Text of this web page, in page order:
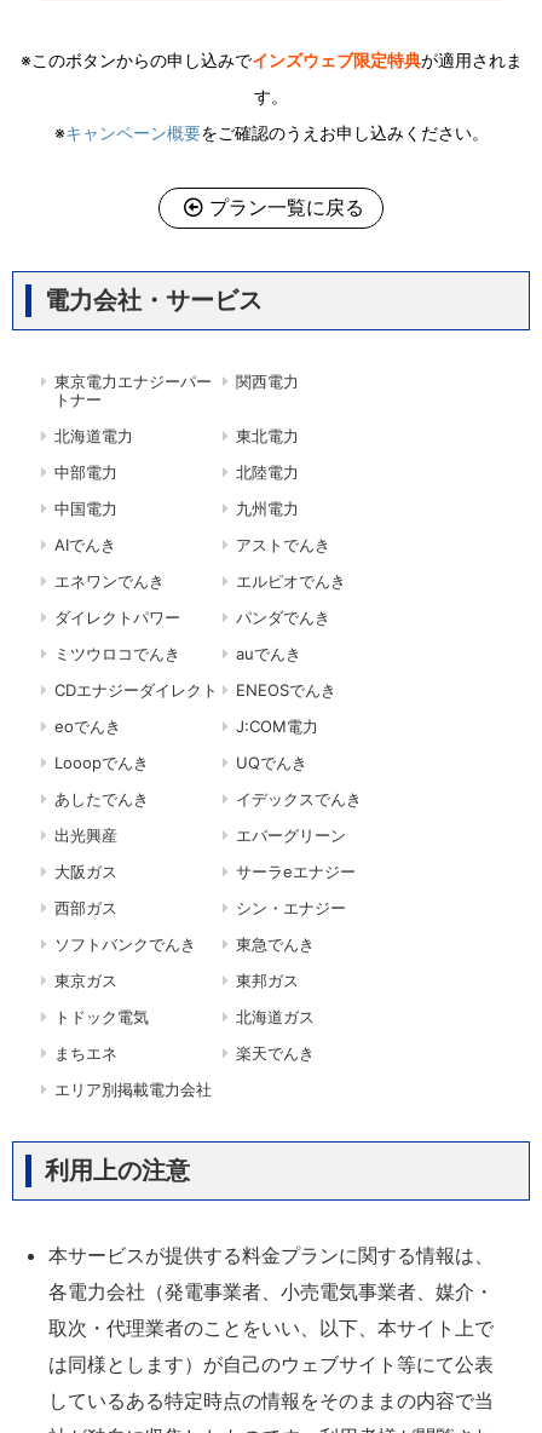
※このボタンからの申し込みでインズウェブ限定特典が適用されま
す。
※キャンペーン概要をご確認のうえお申し込みください。
プラン一覧に戻る
電力会社・サービス
東京電力エナジーパー
トナー
関西電力
北海道電力
東北電力
中部電力
北陸電力
中国電力
九州電力
AIでんき
アストでんき
エネワンでんき
エルピオでんき
ダイレクトパワー
パンダでんき
ミツウロコでんき
auでんき
CDエナジーダイレクト
ENEOSでんき
eoでんき
J:COM電力
Looopでんき
UQでんき
あしたでんき
イデックスでんき
出光興産
エバーグリーン
大阪ガス
サーラeエナジー
西部ガス
シン・エナジー
ソフトバンクでんき
東急でんき
東京ガス
東邦ガス
トドック電気
北海道ガス
まちエネ
楽天でんき
エリア別掲載電力会社
利用上の注意
本サービスが提供する料金プランに関する情報は、
各電力会社（発電事業者、小売電気事業者、媒介・
取次・代理業者のことをいい、以下、本サイト上で
は同様とします）が自己のウェブサイト等にて公表
しているある特定時点の情報をそのままの内容で当